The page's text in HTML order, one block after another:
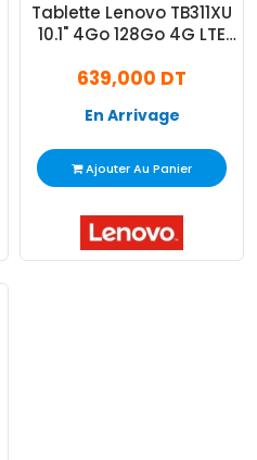
Tablette Lenovo TB311XU
10.1" 4Go 128Go 4G LTE
639,000 DT
En Arrivage
Ajouter Au Panier